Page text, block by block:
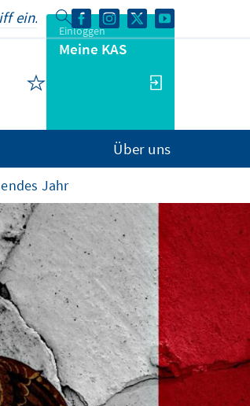
Einloggen
Meine KAS
Über uns
Jahr